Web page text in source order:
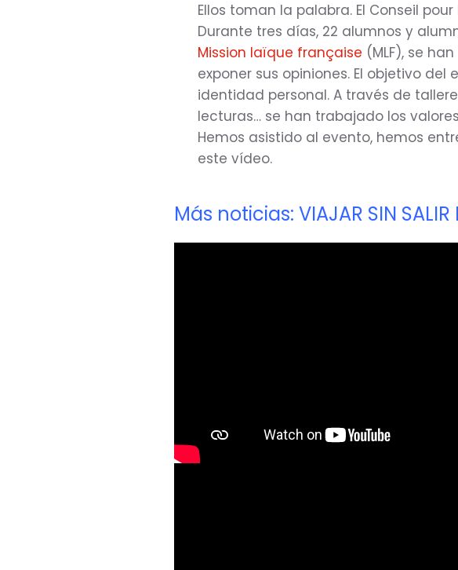
Ellos toman la palabra. El Conseil
Durante tres días, 22 alumnos y
Mission laïque française (MLF), se
exponer sus opiniones. El objetivo
identidad personal. A través de
lecturas… se han trabajado los
Hemos asistido al evento, hemos
este vídeo.
Más noticias: VIAJAR SIN SALIR